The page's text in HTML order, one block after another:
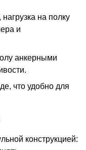
на полку
и
анкерными
что удобно для
конструкцией: